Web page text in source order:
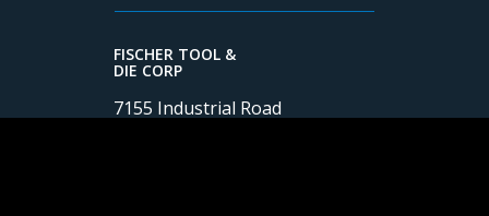
FISCHER TOOL &
DIE CORP
7155 Industrial Road